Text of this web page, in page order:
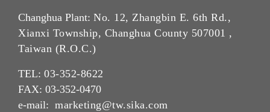
Changhua Plant: No. 12, Zhangbin E. 6th Rd.,
Xianxi Township, Changhua County 507001 ,
Taiwan (R.O.C.)
TEL: 03-352-8622
FAX: 03-352-0470
e-mail: marketing@tw.sika.com